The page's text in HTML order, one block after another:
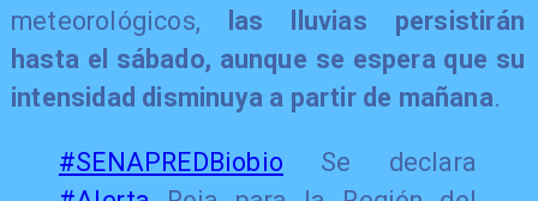
meteorológicos, las lluvias persistirán
hasta el sábado, aunque se espera que su
intensidad disminuya a partir de mañana.
#SENAPREDBiobio Se declara